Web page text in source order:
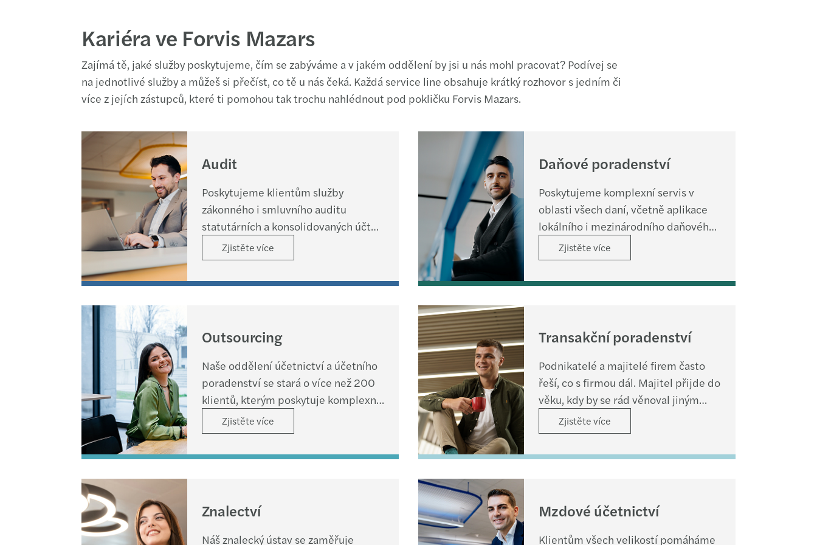
Kariéra ve Forvis Mazars
Zajímá tě, jaké služby poskytujeme, čím se zabýváme a v jakém oddělení by jsi u nás mohl pracovat? Podívej se
na jednotlivé služby a můžeš si přečíst, co tě u nás čeká. Každá service line obsahuje krátký rozhovor s jedním či
více z jejích zástupců, které ti pomohou tak trochu nahlédnout pod pokličku Forvis Mazars.
Audit
Poskytujeme klientům služby
zákonného i smluvního auditu
statutárních a konsolidovaných účtů,
prověrek a revizí dle potřeb klienta a
služby interního auditu.
Zjistěte více
Daňové poradenství
Poskytujeme komplexní servis v
oblasti všech daní, včetně aplikace
lokálního i mezinárodního daňového
práva a daňových služeb při
restrukturalizaci firem.
Zjistěte více
Outsourcing
Naše oddělení účetnictví a účetního
poradenství se stará o více než 200
klientů, kterým poskytuje komplexní
účetní servis, konsolidaci účetních
závěrek a reporting.
Zjistěte více
Transakční poradenství
Podnikatelé a majitelé firem často
řeší, co s firmou dál. Majitel přijde do
věku, kdy by se rád věnoval jiným
svým zájmům, koníčkům anebo jen
třeba užil důchodu, ale nemá kolem
sebe žádné nástupce.
Zjistěte více
Znalectví
Náš znalecký ústav se zaměřuje
Mzdové účetnictví
Klientům všech velikostí pomáháme